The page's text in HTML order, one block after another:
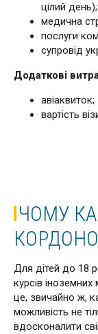
цілий день);
медична
послуги
супровід
Додаткові
авіаквиток;
вартість
ЧОМУ
Для дітей до 18
курсів
це, звичайно ж,
можливість не
вдосконалити